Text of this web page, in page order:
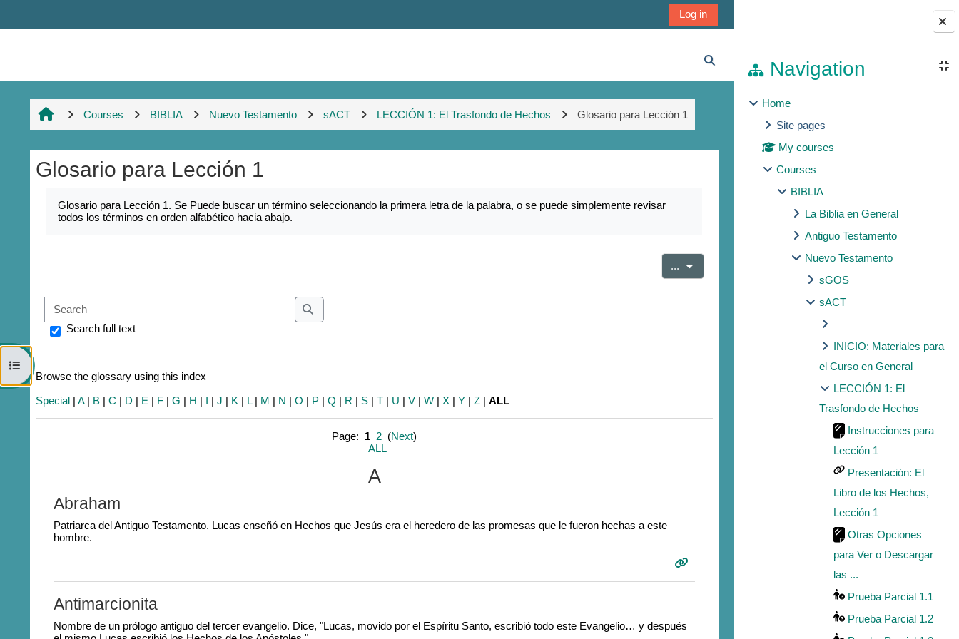
Blocks
Navigation
Home
Site pages
My courses
Courses
BIBLIA
La Biblia en General
Antiguo Testamento
Nuevo Testamento
sGOS
sACT
INICIO: Materiales para
el Curso en General
LECCIÓN 1: El
Trasfondo de Hechos
Instrucciones para
Lección 1
Presentación: El
Libro de los Hechos,
Lección 1
Otras Opciones
para Ver o Descargar
las ...
Prueba Parcial 1.1
Prueba Parcial 1.2
Log in
Toggle search input
Open course index
Courses BIBLIA Nuevo Testamento sACT LECCIÓN 1: El Trasfondo de Hechos Glosario para Lección 1
Glosario para Lección 1
Glosario para Lección 1. Se Puede buscar un término seleccionando la primera letra de la palabra, o se puede simplemente revisar
todos los términos en orden alfabético hacia abajo.
... Export entries
Search
Search
Search full text
Browse the glossary using this index
Special |A| B |C | D | E | F |G | H | I |J | K | L| M | N |O | P |Q | R | S |T | U |V |W |X |Y |Z |ALL
Page: 1 2 (Next)
ALL
A
Abraham
Patriarca del Antiguo Testamento. Lucas enseñó en Hechos que Jesús era el heredero de las promesas que le fueron hechas a este
hombre.
Antimarcionita
Nombre de un prólogo antiguo del tercer evangelio. Dice, "Lucas, movido por el Espíritu Santo, escribió todo este Evangelio… y después